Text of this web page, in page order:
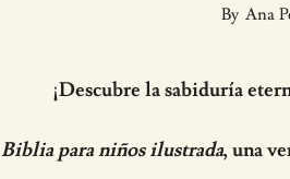
By Ana
¡Descubre la sabiduría
Biblia para niños ilustrada, una